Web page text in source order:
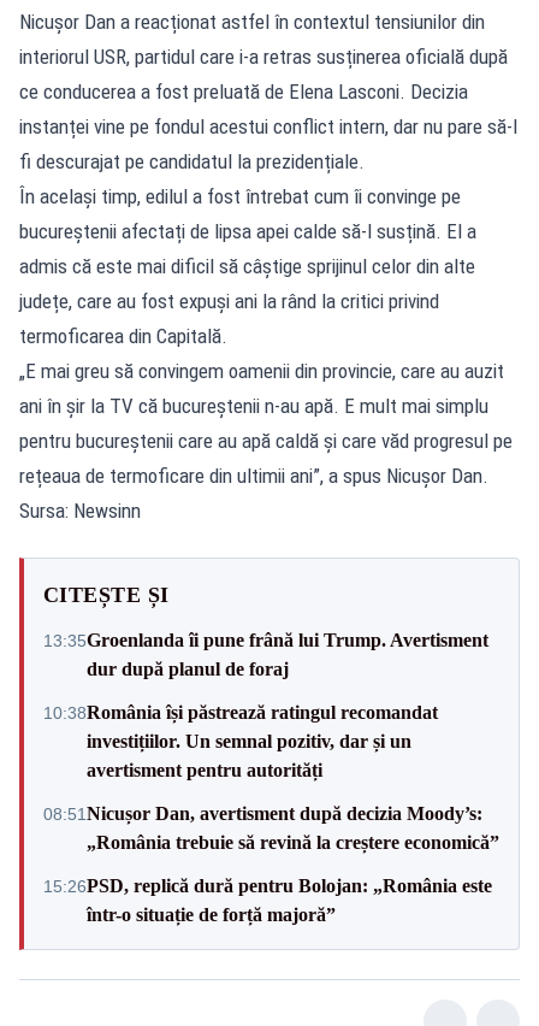
Nicușor Dan a reacționat astfel în contextul tensiunilor din
interiorul USR, partidul care i-a retras susținerea oficială după
ce conducerea a fost preluată de Elena Lasconi. Decizia
instanței vine pe fondul acestui conflict intern, dar nu pare să-l
fi descurajat pe candidatul la prezidențiale.
În același timp, edilul a fost întrebat cum îi convinge pe
bucureștenii afectați de lipsa apei calde să-l susțină. El a
admis că este mai dificil să câștige sprijinul celor din alte
județe, care au fost expuși ani la rând la critici privind
termoficarea din Capitală.
„E mai greu să convingem oamenii din provincie, care au auzit
ani în șir la TV că bucureștenii n-au apă. E mult mai simplu
pentru bucureștenii care au apă caldă și care văd progresul pe
rețeaua de termoficare din ultimii ani”, a spus Nicușor Dan.
Sursa: Newsinn
CITEȘTE ȘI
13:35Groenlanda îi pune frână lui Trump. Avertisment
dur după planul de foraj
10:38România își păstrează ratingul recomandat
investițiilor. Un semnal pozitiv, dar și un
avertisment pentru autorități
08:51Nicușor Dan, avertisment după decizia Moody’s:
„România trebuie să revină la creștere economică”
15:26PSD, replică dură pentru Bolojan: „România este
într-o situație de forță majoră”